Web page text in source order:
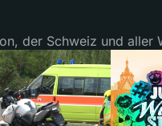
der Schweiz und aller